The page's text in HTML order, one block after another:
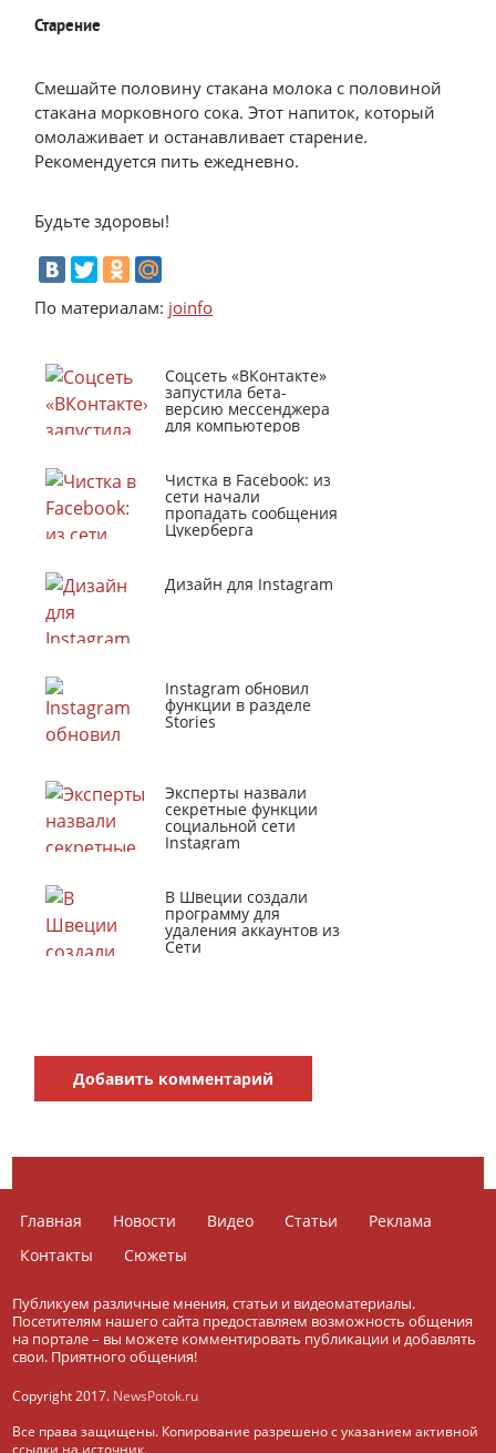
Старение
Смешайте половину стакана молока с половиной
стакана морковного сока. Этот напиток, который
омолаживает и останавливает старение.
Рекомендуется пить ежедневно.
Будьте здоровы!
По материалам: joinfo
Соцсеть «ВКонтакте»
запустила бета-
версию мессенджера
для компьютеров
Чистка в Facebook: из
сети начали
пропадать сообщения
Цукерберга
Дизайн для Instagram
Instagram обновил
функции в разделе
Stories
Эксперты назвали
секретные функции
социальной сети
Instagram
В Швеции создали
программу для
удаления аккаунтов из
Сети
Добавить комментарий
Главная Новости Видео Статьи
Реклама
Контакты
Сюжеты
Публикуем различные мнения, статьи и видеоматериалы.
Посетителям нашего сайта предоставляем возможность общения
на портале – вы можете комментировать публикации и добавлять
свои. Приятного общения!
Copyright 2017. NewsPotok.ru
Все права защищены. Копирование разрешено с указанием активной
ссылки на источник.